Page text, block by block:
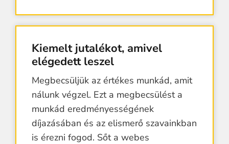
Kiemelt jutalékot, amivel
elégedett leszel
Megbecsüljük az értékes munkád, amit
nálunk végzel. Ezt a megbecsülést a
munkád eredményességének
díjazásában és az elismerő szavainkban
is érezni fogod. Sőt a webes